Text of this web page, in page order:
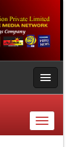
Toggle